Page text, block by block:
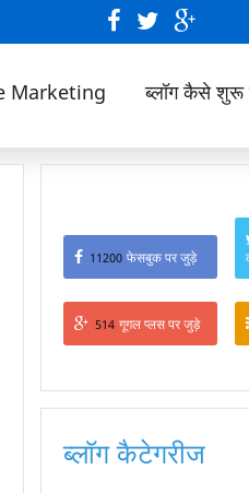
Marketing ब्लॉग कैसे
11200 फेसबुक पर जुड़े
514 गूगल प्लस पर जुड़े
ब्लॉग कैटेगरीज